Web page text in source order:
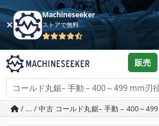
Machineseeker
ストアで無料
販売
/ ... / 中古 コールド丸鋸– 手動 – 400～